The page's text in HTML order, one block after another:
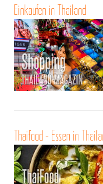
Einkaufen in Thailand
Thaifood - Essen in